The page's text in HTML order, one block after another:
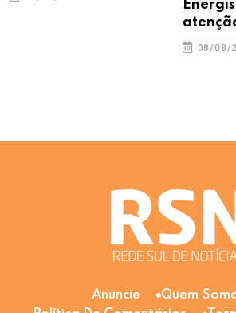
08/08/
Anuncie
Quem